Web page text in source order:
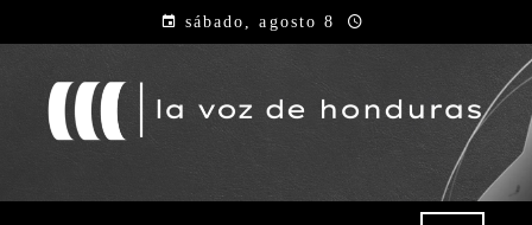
sábado, agosto 8